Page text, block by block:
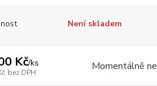
Není skladem
Kč/ks
bez DPH Momentálně